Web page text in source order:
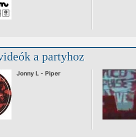
a partyhoz
Jonny L - Piper